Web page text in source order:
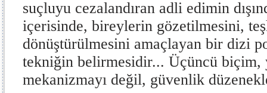
suçluyu cezalandıran adli edimin
içerisinde, bireylerin gözetilmesini,
dönüştürülmesini amaçlayan bir dizi
tekniğin belirmesidir... Üçüncü biçim,
mekanizmayı değil, güvenlik